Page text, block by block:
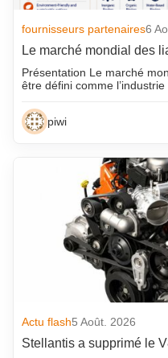
fournisseurs partenaires6
Le marché mondial des
Présentation Le marché
être défini comme
piwi
Actu flash5 Août. 2026
Stellantis a supprimé le